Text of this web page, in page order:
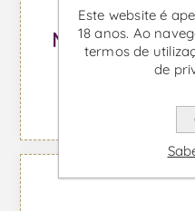
Marquês de
Desde
Este website é
18 anos. Ao
termos de
de